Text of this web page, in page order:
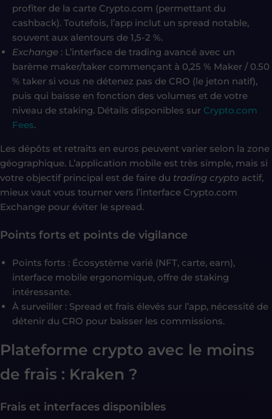
profiter de la carte Crypto.com (permettant du
cashback). Toutefois, l’app inclut un spread notable,
souvent aux alentours de 1,5-2 %.
Exchange : L’interface de trading avancé avec un
barème maker/taker commençant à 0,25 % Maker / 0.50
% taker si vous ne détenez pas de CRO (le jeton natif),
puis qui baisse en fonction des volumes et de votre
niveau de staking. Détails disponibles sur Crypto.com
Fees.
Les dépôts et retraits en euros peuvent varier selon la zone
géographique. L’application mobile est très simple, mais si
votre objectif principal est de faire du trading crypto actif,
mieux vaut vous tourner vers l’interface Crypto.com
Exchange pour éviter le spread.
Points forts et points de vigilance
Points forts : Écosystème varié (NFT, carte, earn),
interface mobile ergonomique, offre de staking
intéressante.
À surveiller : Spread et frais élevés sur l’app, nécessité de
détenir du CRO pour baisser les commissions.
Plateforme crypto avec le moins
de frais : Kraken ?
Frais et interfaces disponibles